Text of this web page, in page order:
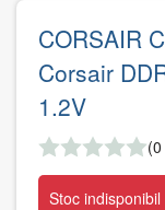
CORSAIR
Corsair
1.2V
Stoc indisponibil